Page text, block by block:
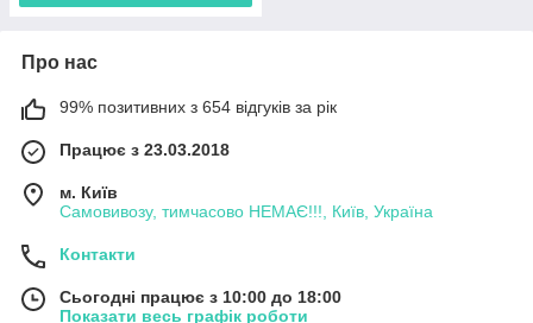
Про нас
99% позитивних з 654 відгуків за рік
Працює з 23.03.2018
м. Київ
Самовивозу, тимчасово НЕМАЄ!!!, Київ, Україна
Контакти
Сьогодні працює з 10:00 до 18:00
Показати весь графік роботи